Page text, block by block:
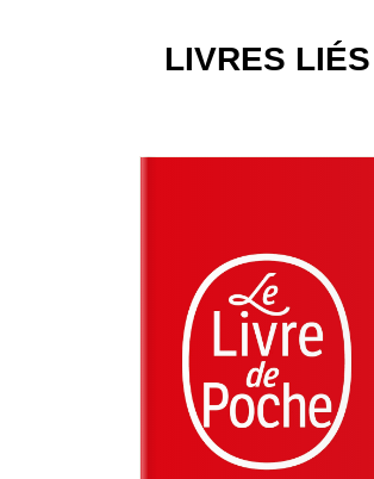
LIVRES LIÉS